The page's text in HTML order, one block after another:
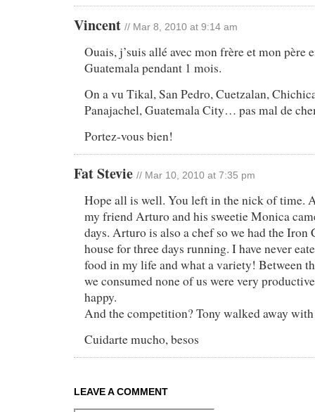
Vincent // Mar 8, 2010 at 9:14 am
Ouais, j’suis allé avec mon frère et mon père
Guatemala pendant 1 mois.
On a vu Tikal, San Pedro, Cuetzalan,
Panajachel, Guatemala City… pas mal de
Portez-vous bien!
Fat Stevie // Mar 10, 2010 at 7:35 pm
Hope all is well. You left in the nick of time.
my friend Arturo and his sweetie Monica
days. Arturo is also a chef so we had the Iron
house for three days running. I have never
food in my life and what a variety! Between
we consumed none of us were very
happy.
And the competition? Tony walked away
Cuidarte mucho, besos
LEAVE A COMMENT